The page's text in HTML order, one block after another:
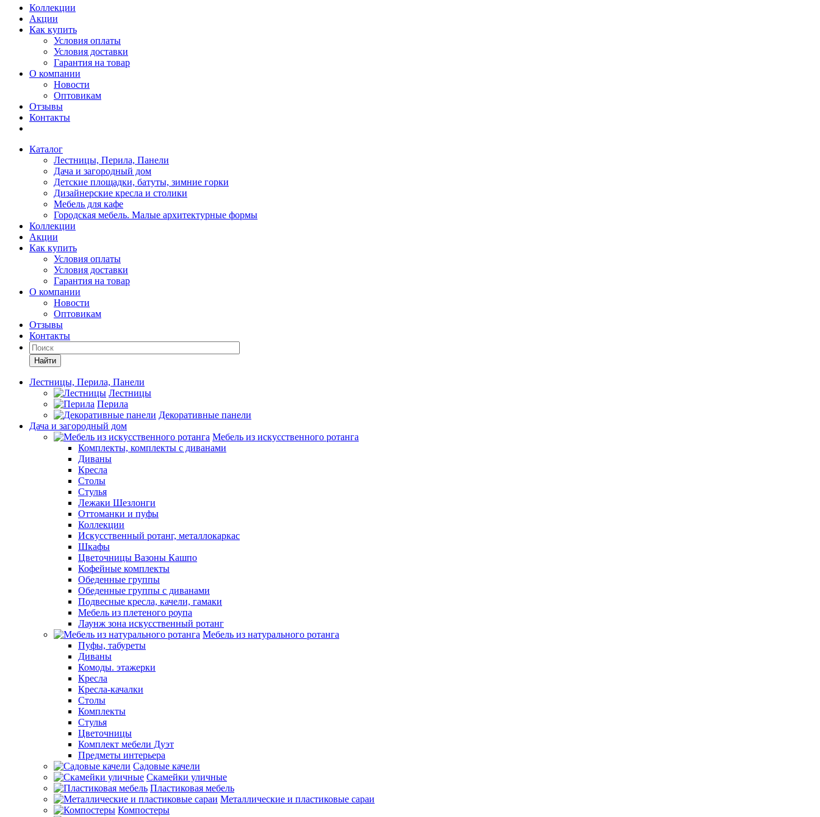
Коллекции
Акции
Как купить
Условия оплаты
Условия доставки
Гарантия на товар
О компании
Новости
Оптовикам
Отзывы
Контакты
Каталог
Лестницы, Перила, Панели
Дача и загородный дом
Детские площадки, батуты, зимние горки
Дизайнерские кресла и столики
Мебель для кафе
Городская мебель. Малые архитектурные формы
Коллекции
Акции
Как купить
Условия оплаты
Условия доставки
Гарантия на товар
О компании
Новости
Оптовикам
Отзывы
Контакты
Найти
Лестницы, Перила, Панели
Лестницы
Перила
Декоративные панели
Дача и загородный дом
Мебель из искусственного ротанга
Комплекты, комплекты с диванами
Диваны
Кресла
Столы
Стулья
Лежаки Шезлонги
Оттоманки и пуфы
Коллекции
Искусственный ротанг, металлокаркас
Шкафы
Цветочницы Вазоны Кашпо
Кофейные комплекты
Обеденные группы
Обеденные группы с диванами
Подвесные кресла, качели, гамаки
Мебель из плетеного роупа
Лаунж зона искусственный ротанг
Мебель из натурального ротанга
Пуфы, табуреты
Диваны
Комоды. этажерки
Кресла
Кресла-качалки
Столы
Комплекты
Стулья
Цветочницы
Комплект мебели Дуэт
Предметы интерьера
Садовые качели
Скамейки уличные
Пластиковая мебель
Металлические и пластиковые сараи
Компостеры